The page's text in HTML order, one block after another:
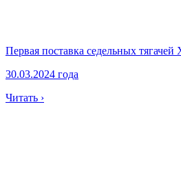
Первая поставка седельных
30.03.2024 года
Читать ›